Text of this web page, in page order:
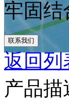
牢固结
联系我们
返回列
产品描